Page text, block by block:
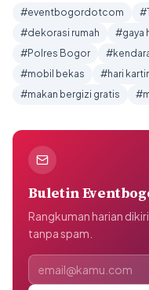
#eventbogordotcom
#dekorasi rumah
#gaya
#Polres Bogor
#mobil bekas
#hari
#makan bergizi gratis
Buletin
Rangkuman harian
tanpa spam.
Alamat email